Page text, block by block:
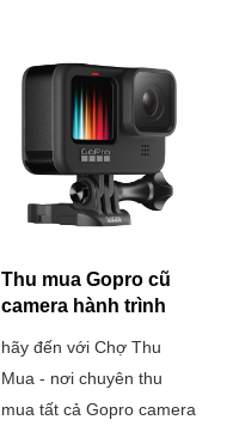
Thu mua Gopro cũ
camera hành trình
hãy đến với Chợ Thu
Mua - nơi chuyên thu
mua tất cả Gopro camera